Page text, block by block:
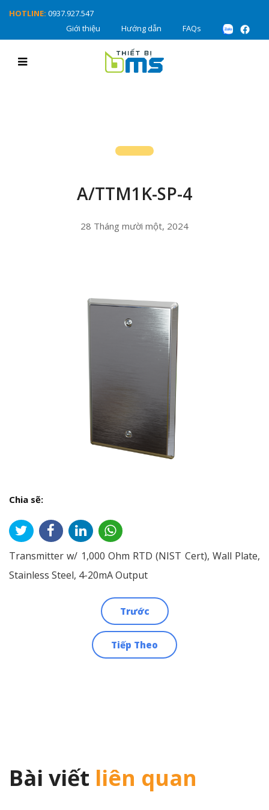
HOTLINE: 0937.927.547
Giới thiệu
Hướng dẫn FAQs
A/TTM1K-SP-4
28 Tháng mười một, 2024
Chia sẽ:
Transmitter w/ 1,000 Ohm RTD (NIST Cert), Wall Plate,
Stainless Steel, 4-20mA Output
Trước
Tiếp Theo
Bài viết liên quan